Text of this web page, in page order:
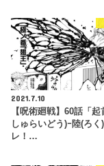
2021.7.10
【呪術廻戦】60話「起
しゅらいどう)ｰ陸(ろ
レ！…